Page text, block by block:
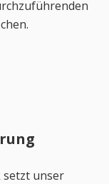
setzt unser